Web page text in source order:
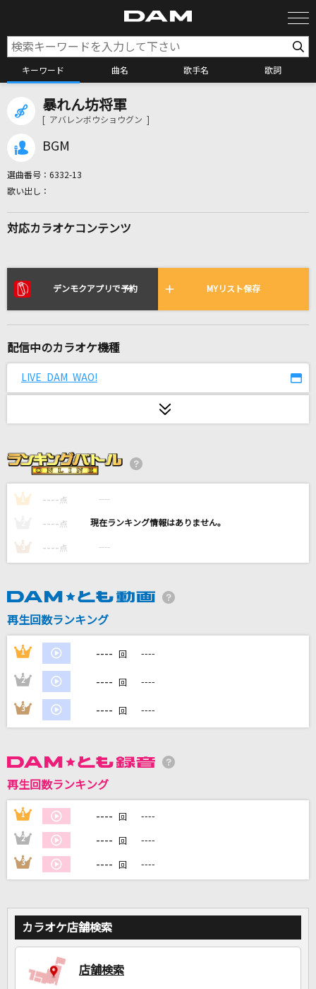
キーワード 曲名 歌手名 歌詞
カラオケ検索
リアルタイムで歌われている曲の一覧
キュンとクラフト
iLiFE!
惑星ループ
ナユタン星人
[名演]冬のうた 「名演ピアノ 美野 春樹」
Kiroro
オドループ
フレデリック
女々しくて
オドループ
フレデリック
月虹
BUMP OF CHICKEN
GLAY
夏と跡形
SUPER BEAVER
カラオケ最新情報をチェック！
暴れん坊将軍
[ アバレンボウショウグン ]
BGM
選曲番号： 6332-13
対応カラオケコンテンツ
デンモクアプリで予約 MYリスト保存
配信中のカラオケ機種
LIVE DAM WAO!
1 ---- 点 ----
---- 点 ----
3 ---- 点 ----
再生回数ランキング
1 ---- 回 ----
2 ---- 回 ----
3 ---- 回 ----
再生回数ランキング
1 ---- 回 ----
2 ---- 回 ----
3 ---- 回 ----
カラオケ店舗検索
店舗検索